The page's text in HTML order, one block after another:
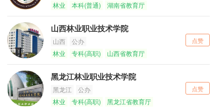
林业
本科(普通) 湖南省教育厅
山西林业职业技术学院
山西
公办
林业
专科(高职) 山西省教育厅
点赞
黑龙江林业职业技术学院
黑龙江
公办
林业
专科(高职) 黑龙江省教育厅
点赞